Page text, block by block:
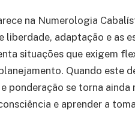
na Numerologia
liberdade, adaptação e as
situações que exigem
Quando este
ponderação se torna
e aprender a